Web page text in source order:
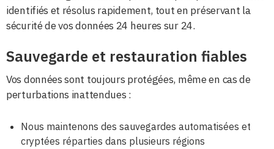
identifiés et résolus rapidement, tout en préservant la
sécurité de vos données 24 heures sur 24.
Sauvegarde et restauration fiables
Vos données sont toujours protégées, même en cas de
perturbations inattendues :
Nous maintenons des sauvegardes automatisées et
cryptées réparties dans plusieurs régions